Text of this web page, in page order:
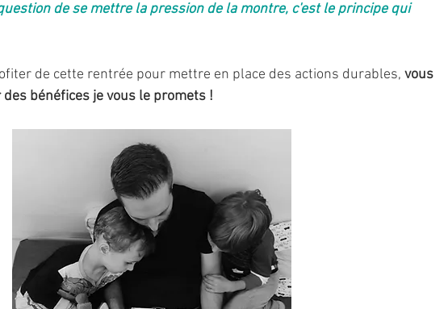
de se mettre la pression de la montre, c'est le principe qui
de cette rentrée pour mettre en place des actions durables, vous
bénéfices je vous le promets !